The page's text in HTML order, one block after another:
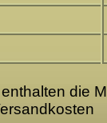
die